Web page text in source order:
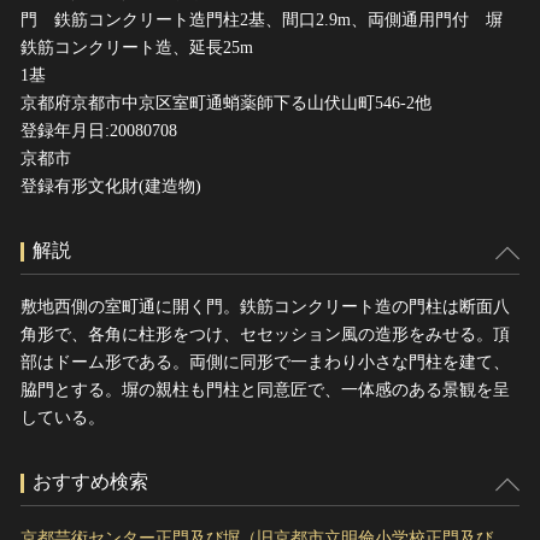
門 鉄筋コンクリート造門柱2基、間口2.9m、両側通用門付 塀
鉄筋コンクリート造、延長25m
1基
京都府京都市中京区室町通蛸薬師下る山伏山町546-2他
登録年月日:20080708
京都市
登録有形文化財(建造物)
解説
敷地西側の室町通に開く門。鉄筋コンクリート造の門柱は断面八
角形で、各角に柱形をつけ、セセッション風の造形をみせる。頂
部はドーム形である。両側に同形で一まわり小さな門柱を建て、
脇門とする。塀の親柱も門柱と同意匠で、一体感のある景観を呈
している。
おすすめ検索